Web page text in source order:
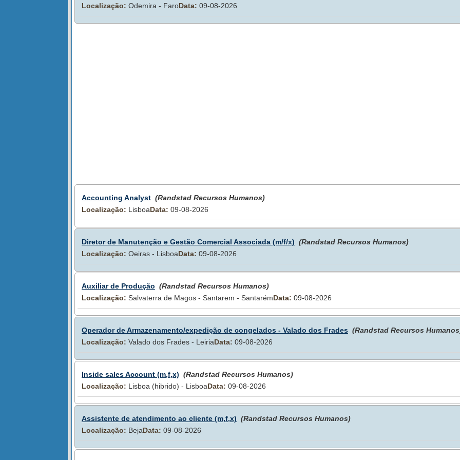
Localização: Odemira - FaroData: 09-08-2026
Accounting Analyst (Randstad Recursos Humanos)
Localização: LisboaData: 09-08-2026
Diretor de Manutenção e Gestão Comercial Associada (m/f/x) (Randstad Recursos Humanos)
Localização: Oeiras - LisboaData: 09-08-2026
Auxiliar de Produção (Randstad Recursos Humanos)
Localização: Salvaterra de Magos - Santarem - SantarémData: 09-08-2026
Operador de Armazenamento/expedição de congelados - Valado dos Frades (Randstad Recursos
Localização: Valado dos Frades - LeiriaData: 09-08-2026
Inside sales Account (m,f,x) (Randstad Recursos Humanos)
Localização: Lisboa (hibrido) - LisboaData: 09-08-2026
Assistente de atendimento ao cliente (m,f,x) (Randstad Recursos Humanos)
Localização: BejaData: 09-08-2026